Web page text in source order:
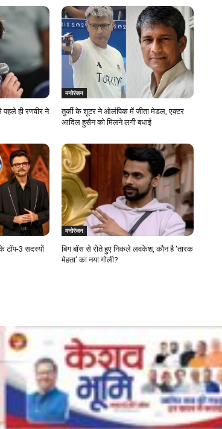
ही रणवीर ने
मनोरंजन
तुर्की के शूटर ने ओलंपिक में जीता मेडल, एक्टर
आदिल हुसैन को मिलने लगी बधाई
टॉप-3 सदस्यों
मनोरंजन
बिग बॉस से रोते हुए निकले लवकेश, कौन है ‘तारक
मेहता’ का नया गोली?